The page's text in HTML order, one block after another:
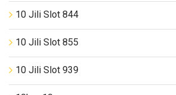
10 Jili Slot 844
10 Jili Slot 855
10 Jili Slot 939